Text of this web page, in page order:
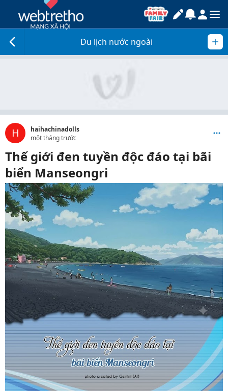
Du lịch nước ngoài
H
haihachinadolls
một tháng trước
Thế giới đen tuyền độc đáo tại bãi
biển Manseongri